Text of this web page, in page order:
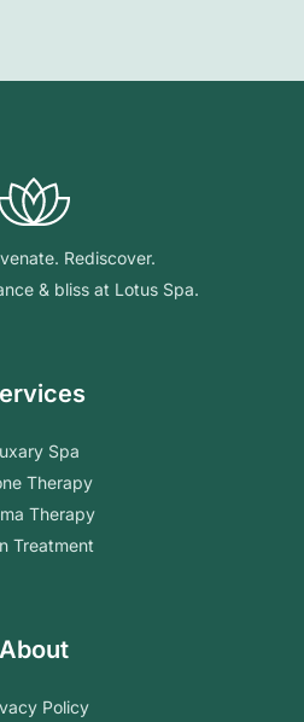
Rediscover.
& bliss at Lotus Spa.
Spa
Therapy
Therapy
Treatment
About
Policy